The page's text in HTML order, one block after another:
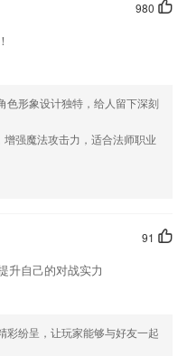
，以帮助我们更好的对产品进行
980
色形象设计独特，给人留下深刻
增强魔法攻击力，适合法师职业
91
升自己的对战实力
彩纷呈，让玩家能够与好友一起